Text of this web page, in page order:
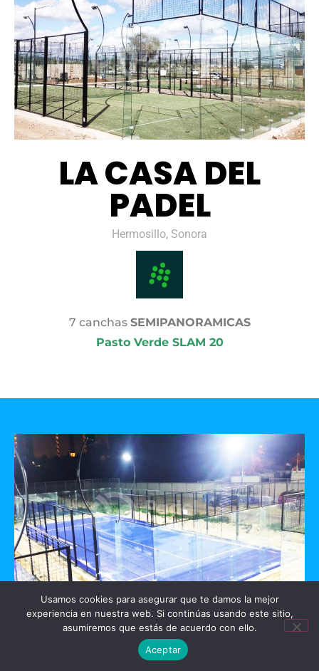
LA CASA DEL
PADEL
Hermosillo, Sonora
7 canchas SEMIPANORAMICAS
Pasto Verde SLAM 20
GO PADEL
Mérida, Yucatan
Usamos cookies para asegurar que te damos la mejor
experiencia en nuestra web. Si continúas usando este sitio,
asumiremos que estás de acuerdo con ello.
Aceptar